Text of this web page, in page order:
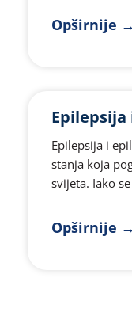
Opširnije →
Epilepsija i
stanja koja
svijeta. Iako se
Opširnije →